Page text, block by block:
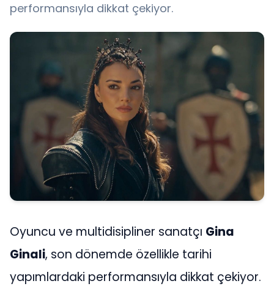
performansıyla dikkat çekiyor.
Oyuncu ve multidisipliner sanatçı Gina
Ginali, son dönemde özellikle tarihi
yapımlardaki performansıyla dikkat çekiyor.